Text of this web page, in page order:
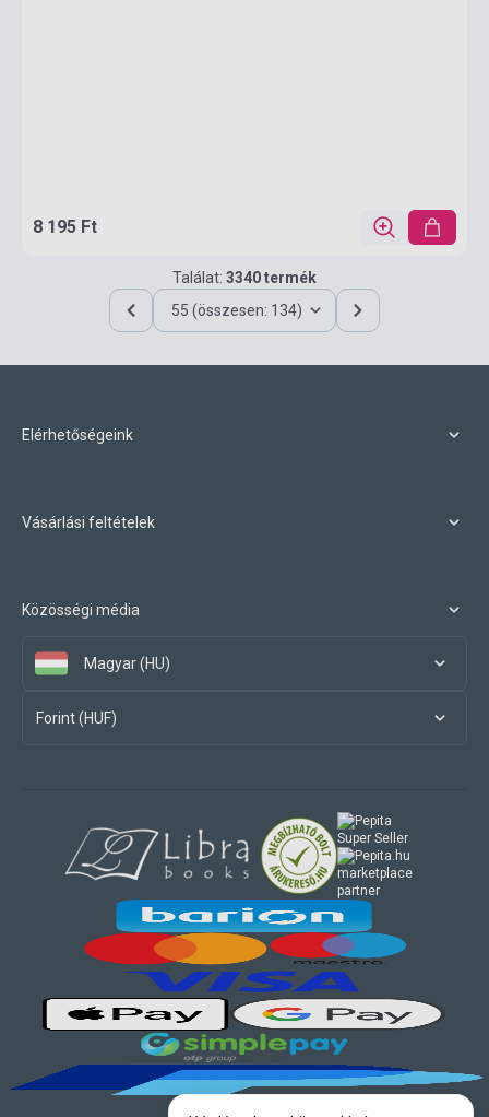
8 195 Ft
Találat: 3340 termék
55 (összesen: 134)
Elérhetőségeink
Vásárlási feltételek
Közösségi média
Magyar (HU)
Forint (HUF)
marketplace
partner